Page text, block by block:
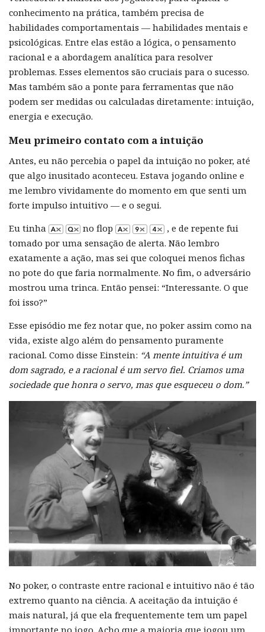
conhecimento na prática, também precisa de
habilidades comportamentais — habilidades mentais e
psicológicas. Entre elas estão a lógica, o pensamento
racional e a abordagem analítica para resolver
problemas. Esses elementos são cruciais para o sucesso.
Mas também são a ponte para ferramentas que não
podem ser medidas ou calculadas diretamente: intuição,
energia e execução.
Meu primeiro contato com a intuição
Antes, eu não percebia o papel da intuição no poker, até
que algo inusitado aconteceu. Estava jogando online e
me lembro vividamente do momento em que senti um
forte impulso intuitivo — e o segui.
Eu tinha
no flop
, e de repente fui
tomado por uma sensação de alerta. Não lembro
exatamente a ação, mas sei que coloquei menos fichas
no pote do que faria normalmente. No fim, o adversário
mostrou uma trinca. Então pensei: “Interessante. O que
foi isso?”
Esse episódio me fez notar que, no poker assim como na
vida, existe algo além do pensamento puramente
racional. Como disse Einstein: “A mente intuitiva é um
dom sagrado, e a racional é um servo fiel. Criamos uma
sociedade que honra o servo, mas que esqueceu o dom.”
No poker, o contraste entre racional e intuitivo não é tão
extremo quanto na ciência. A aceitação da intuição é
mais natural, já que ela frequentemente tem um papel
importante no jogo. Acho que a maioria que jogou um